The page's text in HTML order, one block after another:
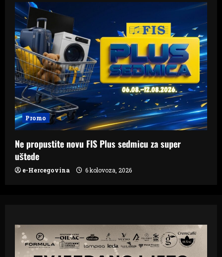
Promo
Ne propustite novu FIS Plus sedmicu za super
uštede
e-Hercegovina 6 kolovoza, 2026